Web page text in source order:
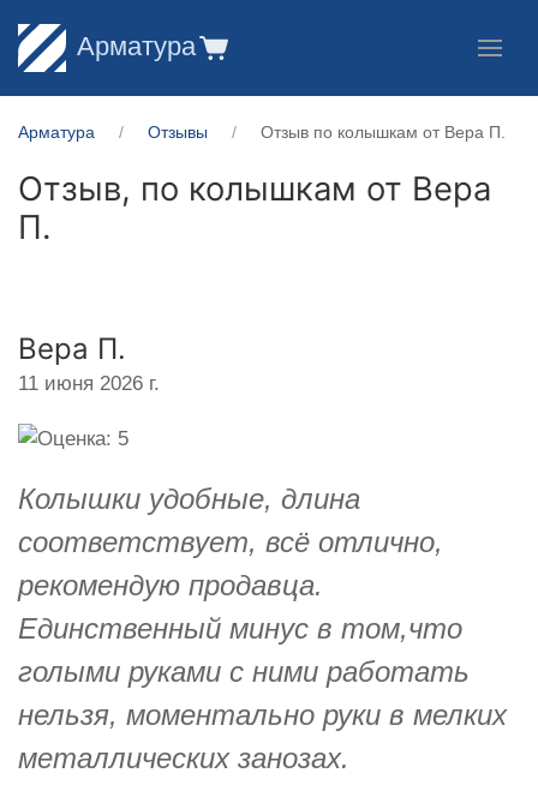
Арматура
Арматура Отзывы Отзыв по колышкам от Вера П.
Отзыв, по колышкам от Вера
П.
Вера П.
11 июня 2026 г.
Колышки удобные, длина
соответствует, всё отлично,
рекомендую продавца.
Единственный минус в том,что
голыми руками с ними работать
нельзя, моментально руки в мелких
металлических занозах.